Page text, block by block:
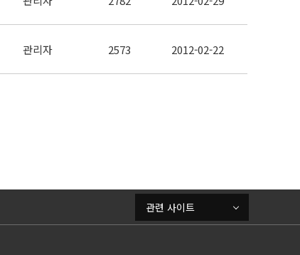
관리자 2573 2012-02-22
관련 사이트